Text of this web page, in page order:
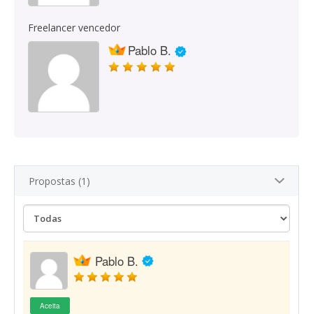
Freelancer vencedor
Pablo B.
Propostas (1)
Pablo B.
Aceita